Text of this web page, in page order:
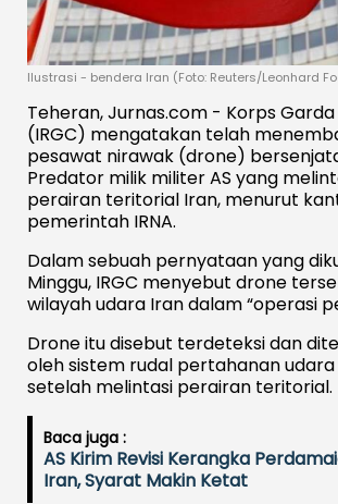
Ilustrasi - bendera Iran (Foto: Reuters/Leonhard
Teheran, Jurnas.com - Korps Garda
(IRGC) mengatakan telah
pesawat nirawak (drone)
Predator milik militer AS yang
perairan teritorial Iran, menurut
pemerintah IRNA.
Dalam sebuah pernyataan yang
Minggu, IRGC menyebut drone
wilayah udara Iran dalam “operasi
Drone itu disebut terdeteksi dan
oleh sistem rudal pertahanan
setelah melintasi perairan teritorial.
Baca juga :
AS Kirim Revisi Kerangka
Iran, Syarat Makin Ketat